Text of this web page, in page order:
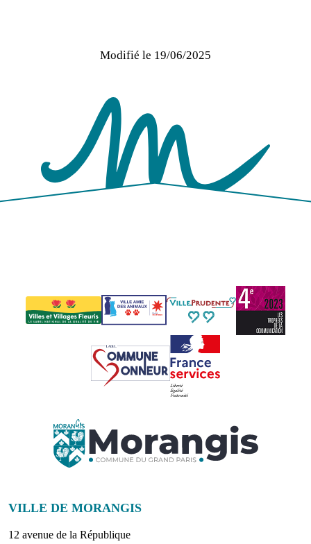
Modifié le 19/06/2025
VILLE DE MORANGIS
12 avenue de la République